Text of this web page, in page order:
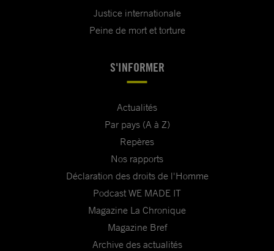
Justice internationale
Peine de mort et torture
S'INFORMER
Actualités
Par pays (A à Z)
Repères
Nos rapports
Déclaration des droits de l'Homme
Podcast WE MADE IT
Magazine La Chronique
Magazine Bref
Archive des actualités